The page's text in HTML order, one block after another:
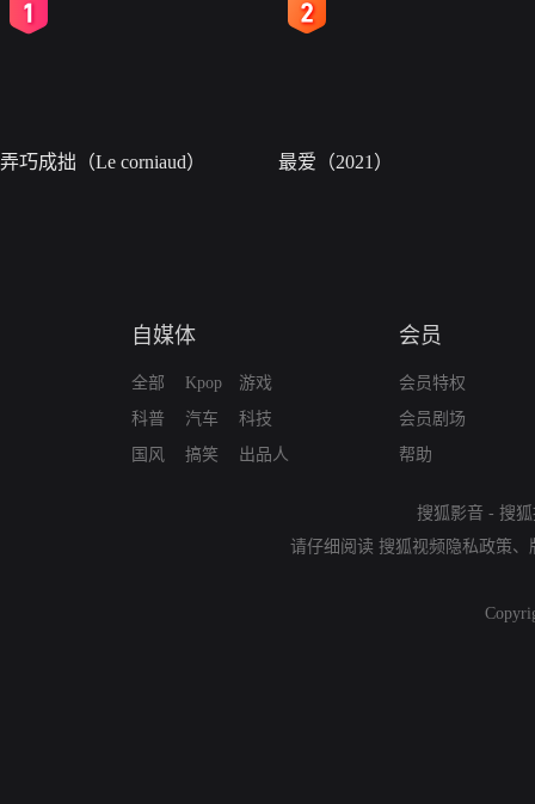
弄巧成拙（Le corniaud） 最爱（2021）
自媒体
全部
科普
国风
Kpop
汽车
搞笑
游戏
科技
出品人
会员
会员特权
会员剧场
帮助
搜狐影音 - 搜
请仔细阅读 搜狐视频隐私政策、